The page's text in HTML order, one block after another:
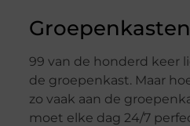
Groepenkasten
99 van de honderd keer
de groepenkast. Maar
zo vaak aan de
moet elke dag 24/7